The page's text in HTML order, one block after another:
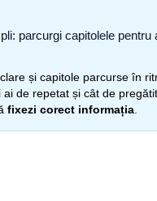
parcurgi capitolele
clare și capitole parcurse în
de repetat și cât de
fixezi corect informația